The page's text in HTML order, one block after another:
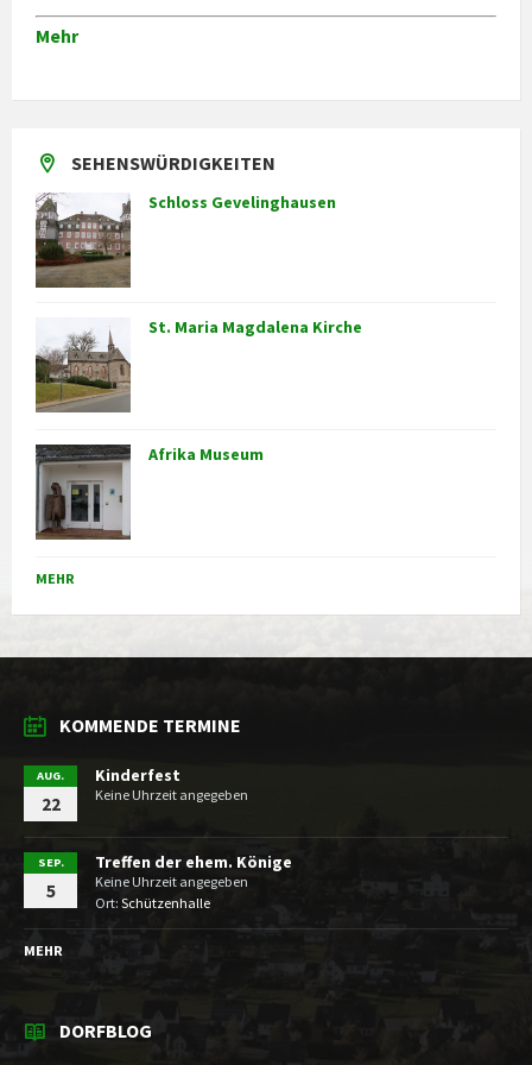
Mehr
SEHENSWÜRDIGKEITEN
Schloss Gevelinghausen
St. Maria Magdalena Kirche
Afrika Museum
MEHR
KOMMENDE TERMINE
AUG.
22
Kinderfest
Keine Uhrzeit angegeben
SEP.
5
Treffen der ehem. Könige
Keine Uhrzeit angegeben
Ort: Schützenhalle
MEHR
DORFBLOG